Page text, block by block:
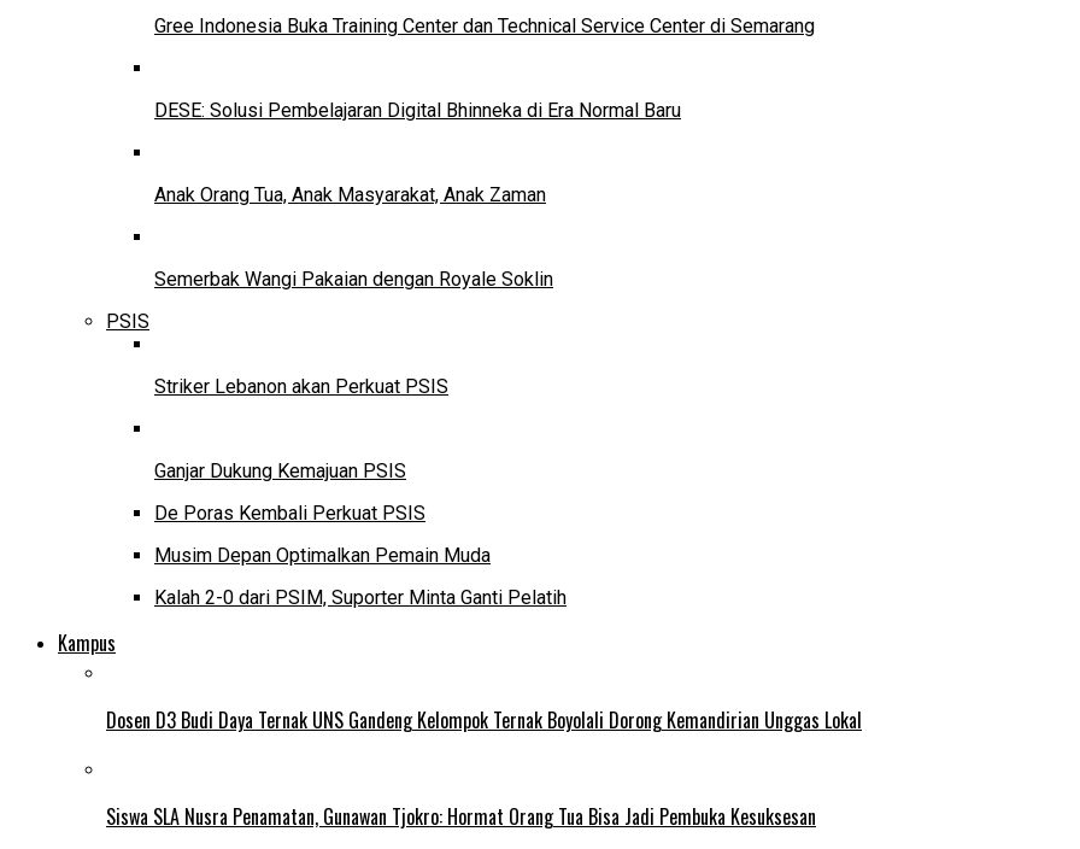
Gree Indonesia Buka Training Center dan Technical Service Center di Semarang
DESE: Solusi Pembelajaran Digital Bhinneka di Era Normal Baru
Anak Orang Tua, Anak Masyarakat, Anak Zaman
Semerbak Wangi Pakaian dengan Royale Soklin
PSIS
Striker Lebanon akan Perkuat PSIS
Ganjar Dukung Kemajuan PSIS
De Poras Kembali Perkuat PSIS
Musim Depan Optimalkan Pemain Muda
Kalah 2-0 dari PSIM, Suporter Minta Ganti Pelatih
Kampus
Dosen D3 Budi Daya Ternak UNS Gandeng Kelompok Ternak Boyolali Dorong Kemandirian Unggas Lokal
Siswa SLA Nusra Penamatan, Gunawan Tjokro: Hormat Orang Tua Bisa Jadi Pembuka Kesuksesan